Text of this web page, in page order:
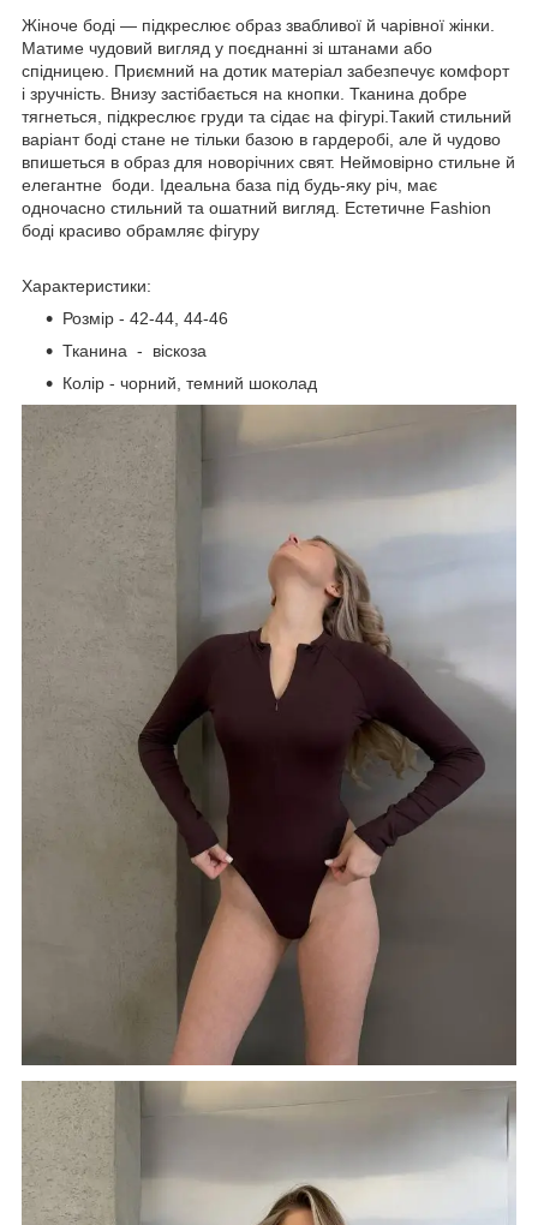
Жіноче боді — підкреслює образ звабливої й чарівної жінки.
Матиме чудовий вигляд у поєднанні зі штанами або
спідницею. Приємний на дотик матеріал забезпечує комфорт
і зручність. Внизу застібається на кнопки. Тканина добре
тягнеться, підкреслює груди та сідає на фігурі.Такий стильний
варіант боді стане не тільки базою в гардеробі, але й чудово
впишеться в образ для новорічних свят. Неймовірно стильне й
елегантне боди. Ідеальна база під будь-яку річ, має
одночасно стильний та ошатний вигляд. Естетичне Fashion
боді красиво обрамляє фігуру
Характеристики:
Розмір - 42-44, 44-46
Тканина - віскоза
Колір - чорний, темний шоколад